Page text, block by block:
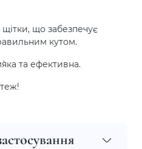
що забезпечує
кутом.
та ефективна.